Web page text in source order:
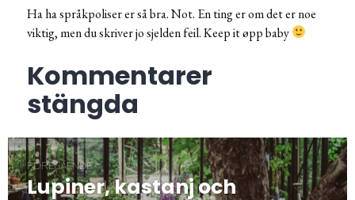
Ha ha språkpoliser er så bra. Not. En ting er om det er noe
viktig, men du skriver jo sjelden feil. Keep it øpp baby
Kommentarer
stängda
Inläggsnavigering
FÖREGÅENDE
Föregående
Lupiner, kastanj och